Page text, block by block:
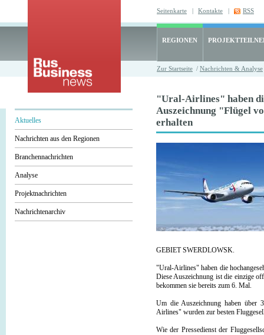
Seitenkarte | Kontakte | RSS
REGIONEN
Zur Startseite / Nachrichten & Analyse
Aktuelles
Nachrichten aus den Regionen
Branchennachrichten
Analyse
Projektnachrichten
Nachrichtenarchiv
"Ural-Airlines" haben
Auszeichnung "Flügel
erhalten
GEBIET SWERDLOWSK.
"Ural-Airlines" haben die
Diese Auszeichnung ist die einzige
bekommen sie bereits zum 6. Mal.
Um die Auszeichnung haben über
Airlines" wurden zur besten
Wie der Pressedienst der